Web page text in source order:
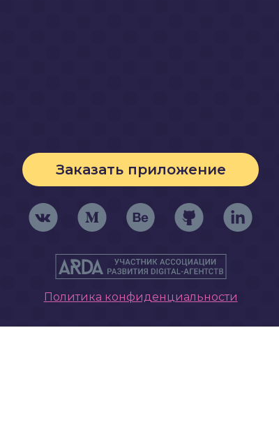
Заказать приложение
Политика конфиденциальности